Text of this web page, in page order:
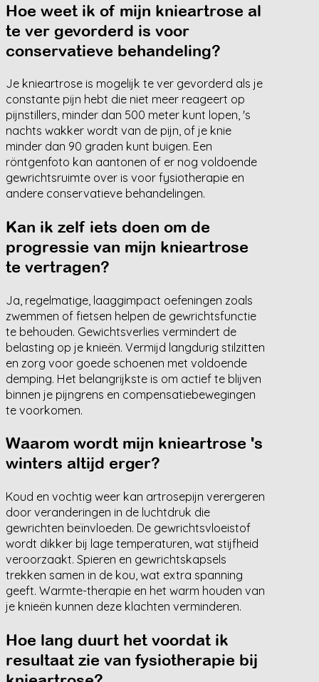
Hoe weet ik of mijn knieartrose al
te ver gevorderd is voor
conservatieve behandeling?
Je knieartrose is mogelijk te ver gevorderd als je
constante pijn hebt die niet meer reageert op
pijnstillers, minder dan 500 meter kunt lopen, 's
nachts wakker wordt van de pijn, of je knie
minder dan 90 graden kunt buigen. Een
röntgenfoto kan aantonen of er nog voldoende
gewrichtsruimte over is voor fysiotherapie en
andere conservatieve behandelingen.
Kan ik zelf iets doen om de
progressie van mijn knieartrose
te vertragen?
Ja, regelmatige, laaggimpact oefeningen zoals
zwemmen of fietsen helpen de gewrichtsfunctie
te behouden. Gewichtsverlies vermindert de
belasting op je knieën. Vermijd langdurig stilzitten
en zorg voor goede schoenen met voldoende
demping. Het belangrijkste is om actief te blijven
binnen je pijngrens en compensatiebewegingen
te voorkomen.
Waarom wordt mijn knieartrose 's
winters altijd erger?
Koud en vochtig weer kan artrosepijn verergeren
door veranderingen in de luchtdruk die
gewrichten beïnvloeden. De gewrichtsvloeistof
wordt dikker bij lage temperaturen, wat stijfheid
veroorzaakt. Spieren en gewrichtskapsels
trekken samen in de kou, wat extra spanning
geeft. Warmte-therapie en het warm houden van
je knieën kunnen deze klachten verminderen.
Hoe lang duurt het voordat ik
resultaat zie van fysiotherapie bij